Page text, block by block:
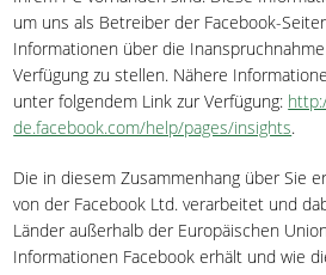
um uns als Betreiber der Facebook-
Informationen über die
Verfügung zu stellen. Nähere
unter folgendem Link zur Verfügung:
de.facebook.com/help/pages/insights.
Die in diesem Zusammenhang über Sie
von der Facebook Ltd. verarbeitet und
Länder außerhalb der Europäischen
Informationen Facebook erhält und wie